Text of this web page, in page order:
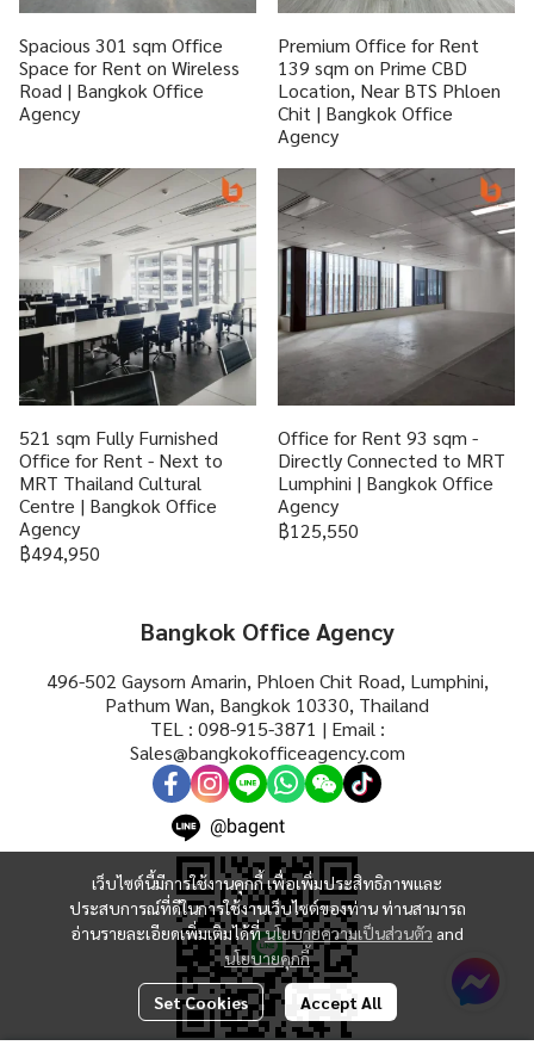
Spacious 301 sqm Office
Space for Rent on Wireless
Road | Bangkok Office
Agency
Premium Office for Rent
139 sqm on Prime CBD
Location, Near BTS Phloen
Chit | Bangkok Office
Agency
521 sqm Fully Furnished
Office for Rent - Next to
MRT Thailand Cultural
Centre | Bangkok Office
Agency
฿494,950
Office for Rent 93 sqm -
Directly Connected to MRT
Lumphini | Bangkok Office
Agency
฿125,550
เว็บไซต์นี้มีการใช้งานคุกกี้ เพื่อเพิ่มประสิทธิภาพและ
ประสบการณ์ที่ดีในการใช้งานเว็บไซต์ของท่าน ท่านสามารถ
อ่านรายละเอียดเพิ่มเติมได้ที่นโยบายความเป็นส่วนตัว and
นโยบายคุกกี้
Set Cookies Accept All
Bangkok Office Agency
496-502 Gaysorn Amarin, Phloen Chit Road, Lumphini,
Pathum Wan, Bangkok 10330, Thailand
TEL : 098-915-3871 | Email :
Sales@bangkokofficeagency.com
@bagent